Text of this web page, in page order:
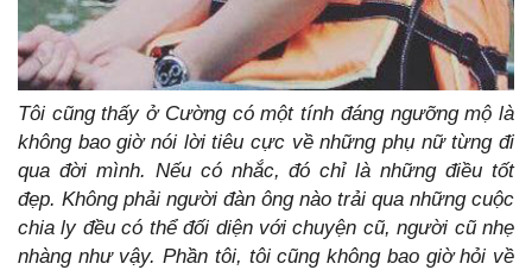
Tôi cũng thấy ở Cường có một tính đáng ngưỡng mộ là
không bao giờ nói lời tiêu cực về những phụ nữ từng đi
qua đời mình. Nếu có nhắc, đó chỉ là những điều tốt
đẹp. Không phải người đàn ông nào trải qua những cuộc
chia ly đều có thể đối diện với chuyện cũ, người cũ nhẹ
nhàng như vậy. Phần tôi, tôi cũng không bao giờ hỏi về